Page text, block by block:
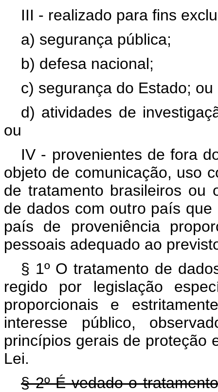
III - realizado para fins
a) segurança pública;
b) defesa nacional;
c) segurança do Estado; ou
d) atividades de
ou
IV - provenientes de fora
objeto de comunicação, uso
de tratamento brasileiros ou
de dados com outro país
país de proveniência
pessoais adequado ao
§ 1º O tratamento de
regido por legislação
proporcionais e
interesse público,
princípios gerais de proteção
Lei.
§ 2º É vedado o